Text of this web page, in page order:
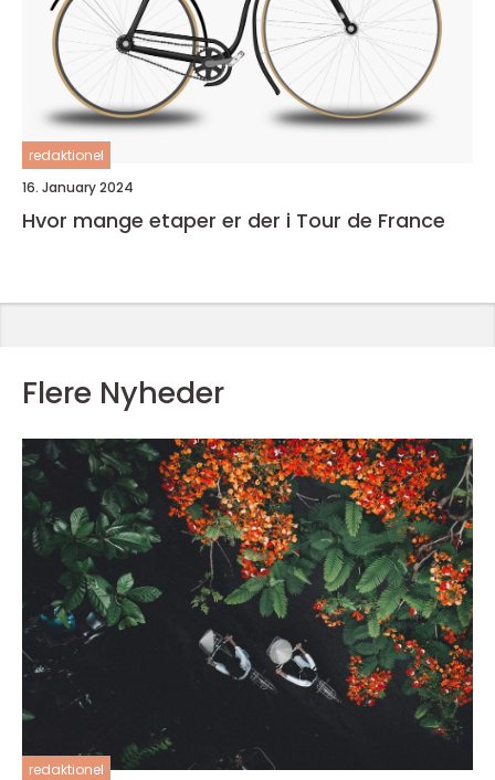
redaktionel
16. January 2024
Hvor mange etaper er der i Tour de France
Flere Nyheder
redaktionel